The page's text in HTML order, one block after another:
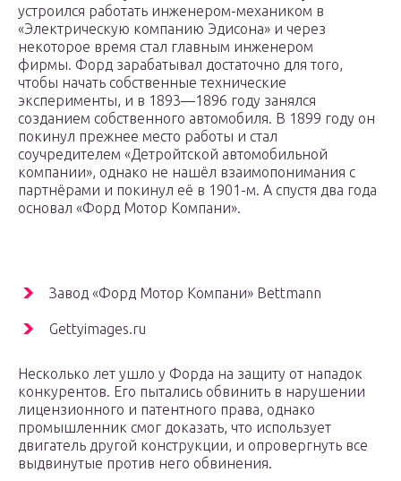
устроился работать инженером-механиком в
«Электрическую компанию Эдисона» и через
некоторое время стал главным инженером
фирмы. Форд зарабатывал достаточно для того,
чтобы начать собственные технические
эксперименты, и в 1893—1896 году занялся
созданием собственного автомобиля. В 1899 году он
покинул прежнее место работы и стал
соучредителем «Детройтской автомобильной
компании», однако не нашёл взаимопонимания с
партнёрами и покинул её в 1901-м. А спустя два года
основал «Форд Мотор Компани».
Завод «Форд Мотор Компани» Bettmann
Gettyimages.ru
Несколько лет ушло у Форда на защиту от нападок
конкурентов. Его пытались обвинить в нарушении
лицензионного и патентного права, однако
промышленник смог доказать, что использует
двигатель другой конструкции, и опровергнуть все
выдвинутые против него обвинения.